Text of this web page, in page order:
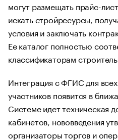
могут размещать прайс-
искать стройресурсы,
условия и заключать
Ее каталог полностью
классификаторам
Интеграция с ФГИС для
участников появится в
Системе идет техническая
кабинетов, нововведения
организаторы торгов и